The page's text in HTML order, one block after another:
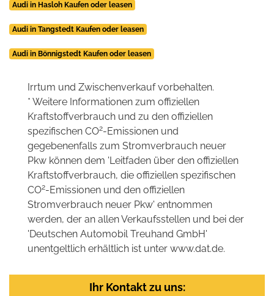
Audi in Hasloh Kaufen oder leasen
Audi in Tangstedt Kaufen oder leasen
Audi in Bönnigstedt Kaufen oder leasen
Irrtum und Zwischenverkauf vorbehalten.
* Weitere Informationen zum offiziellen
Kraftstoffverbrauch und zu den offiziellen
spezifischen CO2-Emissionen und
gegebenenfalls zum Stromverbrauch neuer
Pkw können dem 'Leitfaden über den offiziellen
Kraftstoffverbrauch, die offiziellen spezifischen
CO2-Emissionen und den offiziellen
Stromverbrauch neuer Pkw' entnommen
werden, der an allen Verkaufsstellen und bei der
'Deutschen Automobil Treuhand GmbH'
unentgeltlich erhältlich ist unter www.dat.de.
Ihr Kontakt zu uns: